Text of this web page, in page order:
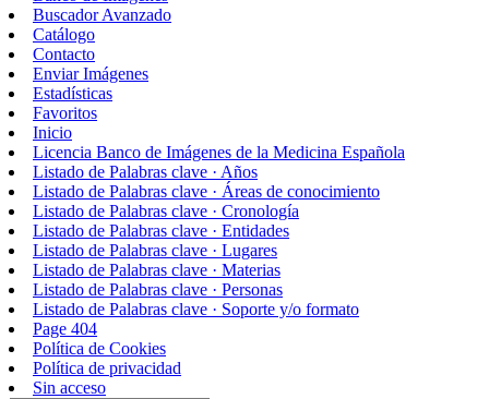
Buscador Avanzado
Catálogo
Contacto
Enviar Imágenes
Estadísticas
Favoritos
Inicio
Licencia Banco de Imágenes de la Medicina Española
Listado de Palabras clave · Años
Listado de Palabras clave · Áreas de conocimiento
Listado de Palabras clave · Cronología
Listado de Palabras clave · Entidades
Listado de Palabras clave · Lugares
Listado de Palabras clave · Materias
Listado de Palabras clave · Personas
Listado de Palabras clave · Soporte y/o formato
Page 404
Política de Cookies
Política de privacidad
Sin acceso